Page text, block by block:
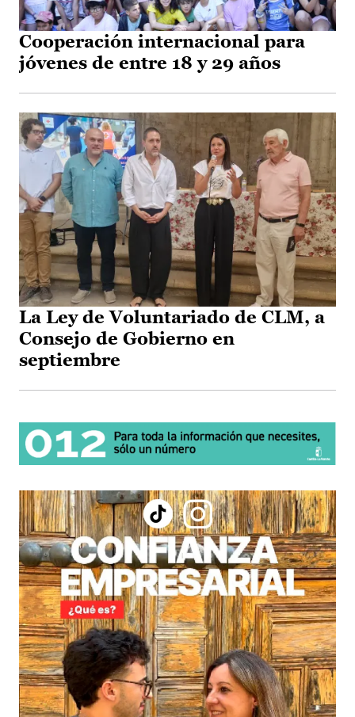
Cooperación internacional para
jóvenes de entre 18 y 29 años
La Ley de Voluntariado de CLM, a
Consejo de Gobierno en
septiembre